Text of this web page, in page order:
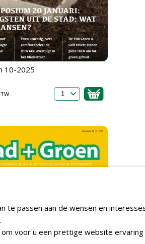
10-2025
te passen aan de wensen en
voor u een prettige website ervaring